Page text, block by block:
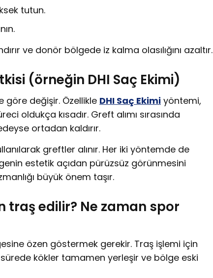
tutun.
ve donör bölgede iz kalma olasılığını azaltır.
(örneğin DHI Saç Ekimi)
göre değişir. Özellikle DHI Saç Ekimi yöntemi,
oldukça kısadır. Greft alımı sırasında
ortadan kaldırır.
greftler alınır. Her iki yöntemde de
estetik açıdan pürüzsüz görünmesini
büyük önem taşır.
traş edilir? Ne zaman spor
özen göstermek gerekir. Traş işlemi için
kökler tamamen yerleşir ve bölge eski